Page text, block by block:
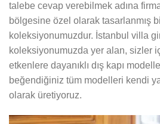
talebe cevap verebilmek adına
bölgesine özel olarak tasarlanmış
koleksiyonumuzdur. İstanbul villa
koleksiyonumuzda yer alan, sizler
etkenlere dayanıklı dış kapı
beğendiğiniz tüm modelleri kendi
olarak üretiyoruz.